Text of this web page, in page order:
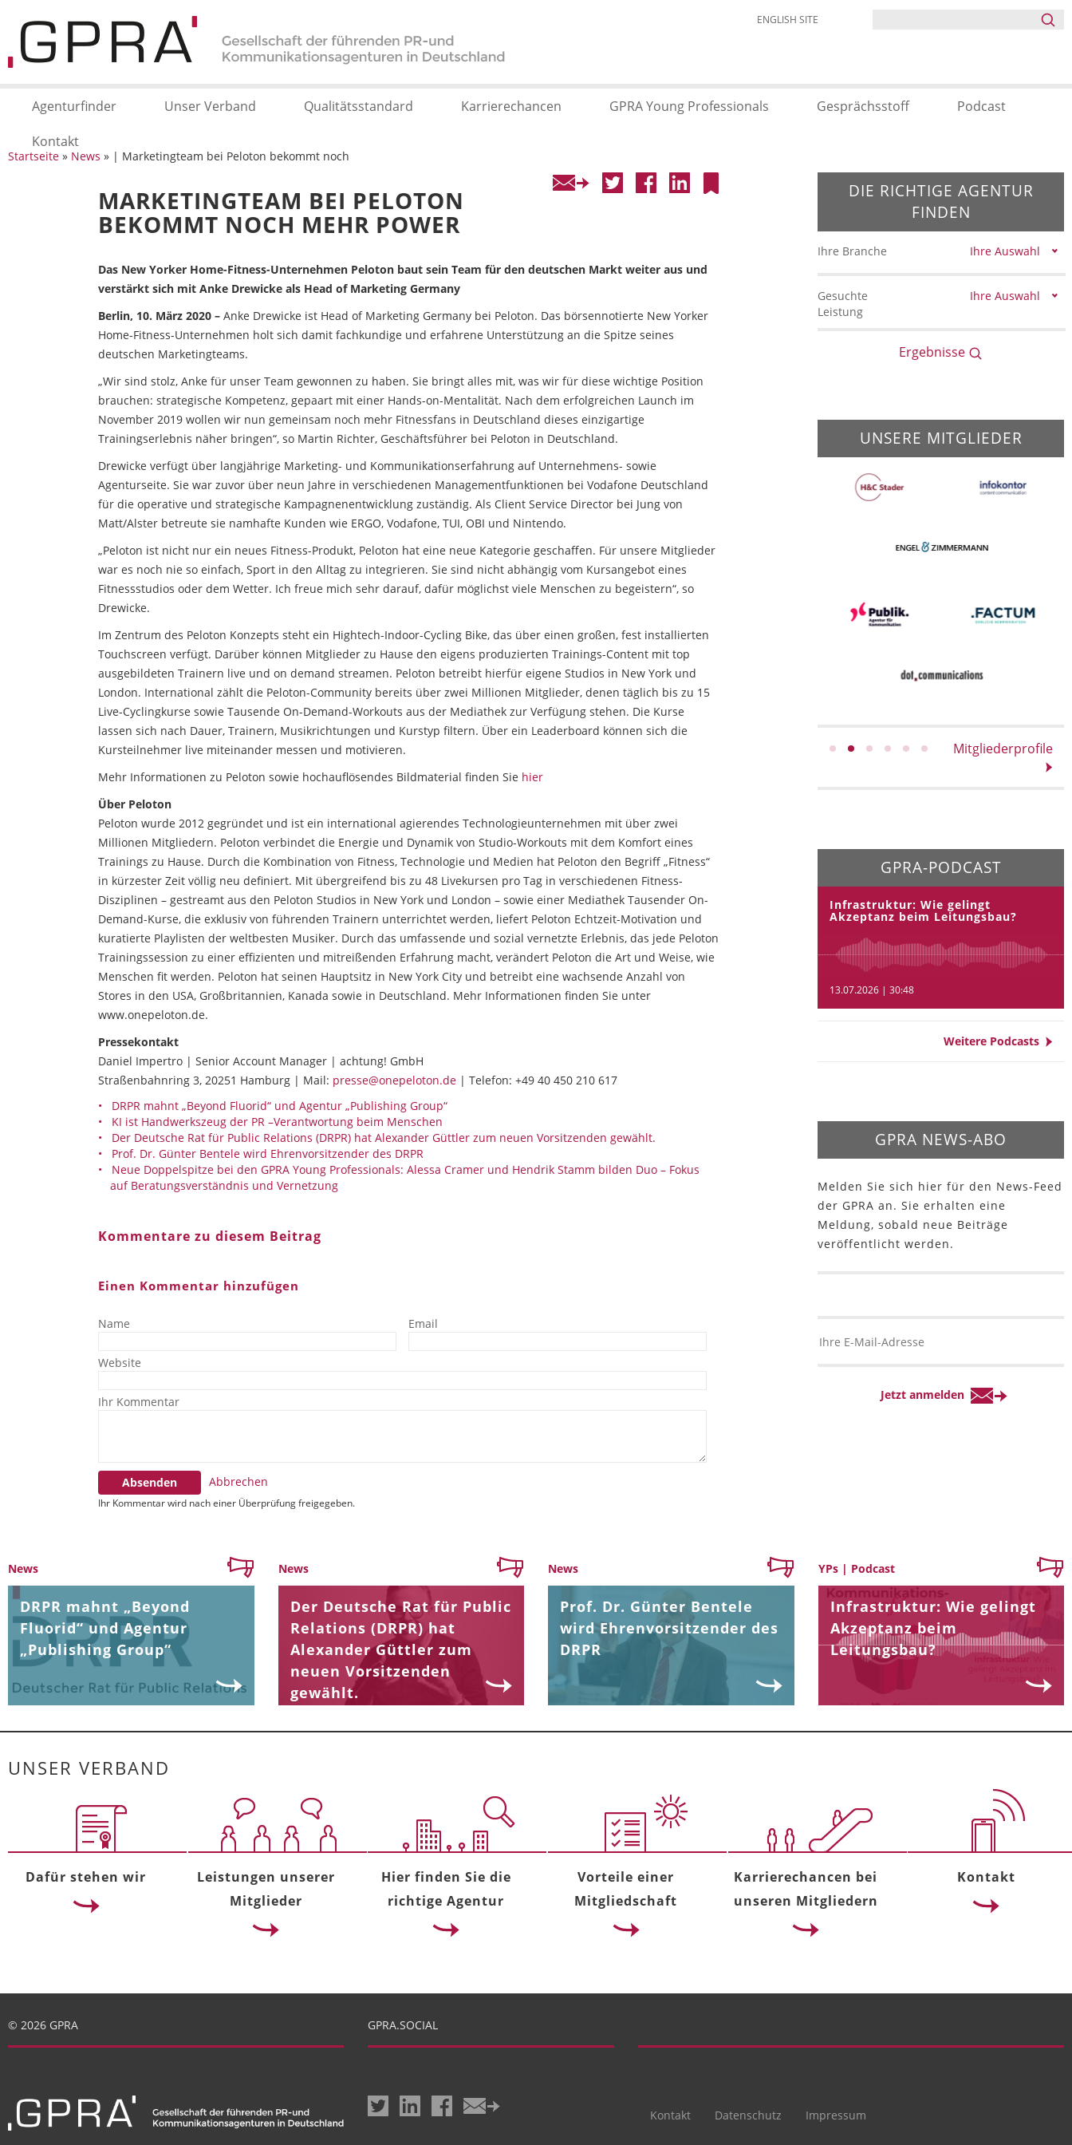
ENGLISH SITE
Agenturfinder Unser Verband Qualitätsstandard Karrierechancen GPRA Young Professionals Gesprächsstoff
Podcast
Kontakt
Startseite » News » | Marketingteam bei Peloton bekommt noch
MARKETINGTEAM BEI PELOTON
BEKOMMT NOCH MEHR POWER
Das New Yorker Home-Fitness-Unternehmen Peloton baut sein Team für den deutschen Markt weiter aus und
verstärkt sich mit Anke Drewicke als Head of Marketing Germany
Berlin, 10. März 2020 –Anke Drewicke ist Head of Marketing Germany bei Peloton. Das börsennotierte New Yorker
Home-Fitness-Unternehmen holt sich damit fachkundige und erfahrene Unterstützung an die Spitze seines
deutschen Marketingteams.
„Wir sind stolz, Anke für unser Team gewonnen zu haben. Sie bringt alles mit, was wir für diese wichtige Position
brauchen: strategische Kompetenz, gepaart mit einer Hands-on-Mentalität. Nach dem erfolgreichen Launch im
November 2019 wollen wir nun gemeinsam noch mehr Fitnessfans in Deutschland dieses einzigartige
Trainingserlebnis näher bringen“, so Martin Richter, Geschäftsführer bei Peloton in Deutschland.
Drewicke verfügt über langjährige Marketing- und Kommunikationserfahrung auf Unternehmens- sowie
Agenturseite. Sie war zuvor über neun Jahre in verschiedenen Managementfunktionen bei Vodafone Deutschland
für die operative und strategische Kampagnenentwicklung zuständig. Als Client Service Director bei Jung von
Matt/Alster betreute sie namhafte Kunden wie ERGO, Vodafone, TUI, OBI und Nintendo.
„Peloton ist nicht nur ein neues Fitness-Produkt, Peloton hat eine neue Kategorie geschaffen. Für unsere Mitglieder
war es noch nie so einfach, Sport in den Alltag zu integrieren. Sie sind nicht abhängig vom Kursangebot eines
Fitnessstudios oder dem Wetter. Ich freue mich sehr darauf, dafür möglichst viele Menschen zu begeistern“, so
Drewicke.
Im Zentrum des Peloton Konzepts steht ein Hightech-Indoor-Cycling Bike, das über einen großen, fest installierten
Touchscreen verfügt. Darüber können Mitglieder zu Hause den eigens produzierten Trainings-Content mit top
ausgebildeten Trainern live und on demand streamen. Peloton betreibt hierfür eigene Studios in New York und
London. International zählt die Peloton-Community bereits über zwei Millionen Mitglieder, denen täglich bis zu 15
Live-Cyclingkurse sowie Tausende On-Demand-Workouts aus der Mediathek zur Verfügung stehen. Die Kurse
lassen sich nach Dauer, Trainern, Musikrichtungen und Kurstyp filtern. Über ein Leaderboard können sich die
Kursteilnehmer live miteinander messen und motivieren.
Mehr Informationen zu Peloton sowie hochauflösendes Bildmaterial finden Sie hier
Über Peloton
Peloton wurde 2012 gegründet und ist ein international agierendes Technologieunternehmen mit über zwei
Millionen Mitgliedern. Peloton verbindet die Energie und Dynamik von Studio-Workouts mit dem Komfort eines
Trainings zu Hause. Durch die Kombination von Fitness, Technologie und Medien hat Peloton den Begriff „Fitness“
in kürzester Zeit völlig neu definiert. Mit übergreifend bis zu 48 Livekursen pro Tag in verschiedenen Fitness-
Disziplinen – gestreamt aus den Peloton Studios in New York und London – sowie einer Mediathek Tausender On-
Demand-Kurse, die exklusiv von führenden Trainern unterrichtet werden, liefert Peloton Echtzeit-Motivation und
kuratierte Playlisten der weltbesten Musiker. Durch das umfassende und sozial vernetzte Erlebnis, das jede Peloton
Trainingssession zu einer effizienten und mitreißenden Erfahrung macht, verändert Peloton die Art und Weise, wie
Menschen fit werden. Peloton hat seinen Hauptsitz in New York City und betreibt eine wachsende Anzahl von
Stores in den USA, Großbritannien, Kanada sowie in Deutschland. Mehr Informationen finden Sie unter
www.onepeloton.de.
Pressekontakt
Daniel Impertro | Senior Account Manager | achtung! GmbH
Straßenbahnring 3, 20251 Hamburg | Mail: presse@onepeloton.de| Telefon: +49 40 450 210 617
DRPR mahnt „Beyond Fluorid“ und Agentur „Publishing Group“
KI ist Handwerkszeug der PR –Verantwortung beim Menschen
Der Deutsche Rat für Public Relations (DRPR) hat Alexander Güttler zum neuen Vorsitzenden gewählt.
Prof. Dr. Günter Bentele wird Ehrenvorsitzender des DRPR
Neue Doppelspitze bei den GPRA Young Professionals: Alessa Cramer und Hendrik Stamm bilden Duo – Fokus
auf Beratungsverständnis und Vernetzung
Kommentare zu diesem Beitrag
Einen Kommentar hinzufügen
Name Email
Website
Ihr Kommentar
Absenden Abbrechen
Ihr Kommentar wird nach einer Überprüfung freigegeben.
DIE RICHTIGE AGENTUR
FINDEN
Ihre Branche Ihre Auswahl
Gesuchte
Leistung
Ihre Auswahl
Ergebnisse
UNSERE MITGLIEDER
Mitgliederprofile
GPRA-PODCAST
Infrastruktur: Wie gelingt
Akzeptanz beim Leitungsbau?
13.07.2026 | 30:48
Weitere Podcasts
GPRA NEWS-ABO
Melden Sie sich hier für den News-Feed
der GPRA an. Sie erhalten eine
Meldung, sobald neue Beiträge
veröffentlicht werden.
News
DRPR mahnt „Beyond
Fluorid“ und Agentur
„Publishing Group“
News
Der Deutsche Rat für Public
Relations (DRPR) hat
Alexander Güttler zum
neuen Vorsitzenden
gewählt.
News
Prof. Dr. Günter Bentele
wird Ehrenvorsitzender des
DRPR
YPs | Podcast
Infrastruktur: Wie gelingt
Akzeptanz beim
Leitungsbau?
UNSER VERBAND
Dafür stehen wir
Leistungen unserer
Mitglieder
Hier finden Sie die
richtige Agentur
Vorteile einer
Mitgliedschaft
Karrierechancen bei
unseren Mitgliedern
Kontakt
© 2026 GPRA GPRA.SOCIAL
Kontakt Datenschutz Impressum